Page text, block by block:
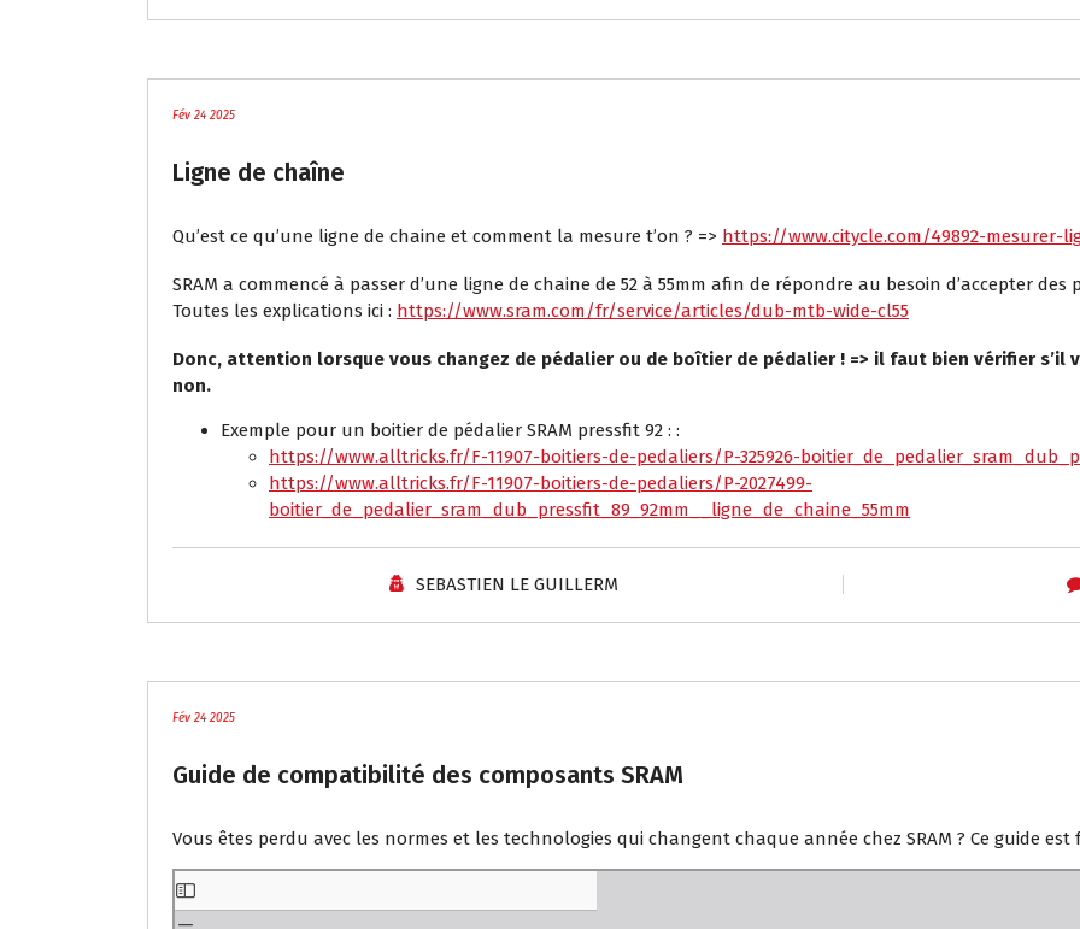
Fév 24 2025
Ligne de chaîne
Qu’est ce qu’une ligne de chaine et comment la mesure t’on ? => https://www.citycle.com/49892-mesurer-
SRAM a commencé à passer d’une ligne de chaine de 52 à 55mm afin de répondre au besoin d’accepter
Toutes les explications ici : https://www.sram.com/fr/service/articles/dub-mtb-wide-cl55
Donc, attention lorsque vous changez de pédalier ou de boîtier de pédalier ! => il faut bien vérifier s’il
non.
Exemple pour un boitier de pédalier SRAM pressfit 92 : :
https://www.alltricks.fr/F-11907-boitiers-de-pedaliers/P-325926-
https://www.alltricks.fr/F-11907-boitiers-de-pedaliers/P-2027499-
boitier_de_pedalier_sram_dub_pressfit_89_92mm__ligne_de_chaine_55mm
SEBASTIEN LE GUILLERM
Fév 24 2025
Guide de compatibilité des composants SRAM
Vous êtes perdu avec les normes et les technologies qui changent chaque année chez SRAM ? Ce guide
A
l